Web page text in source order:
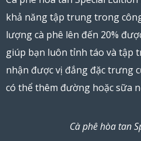
khả năng tập trung trong
lượng cà phê lên đến 20%
giúp bạn luôn tỉnh táo và tập
nhận được vị đắng đặc trưng
có thể thêm đường hoặc sữa
Cà phê hòa tan